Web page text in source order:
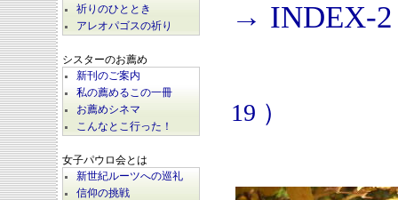
祈りのひととき
アレオパゴスの祈り
シスターのお薦め
新刊のご案内
私の薦めるこの一冊
お薦めシネマ
こんなとこ行った！
女子パウロ会とは
新世紀ルーツへの巡礼
信仰の挑戦
→ INDEX-2
19 ）